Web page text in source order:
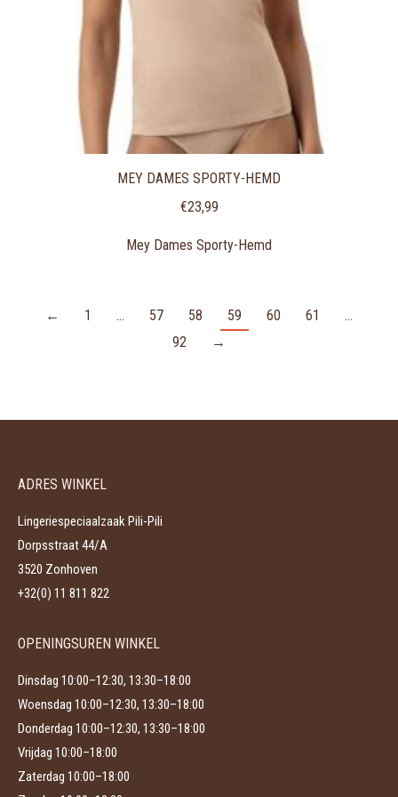
MEY DAMES SPORTY-HEMD
€23,99
Mey Dames Sporty-Hemd
← 1 … 57 58 59 60 61
…
92
→
ADRES WINKEL
Lingeriespeciaalzaak Pili-Pili
Dorpsstraat 44/A
3520 Zonhoven
+32(0) 11 811 822
OPENINGSUREN WINKEL
Dinsdag 10:00–12:30, 13:30–18:00
Woensdag 10:00–12:30, 13:30–18:00
Donderdag 10:00–12:30, 13:30–18:00
Vrijdag 10:00–18:00
Zaterdag 10:00–18:00